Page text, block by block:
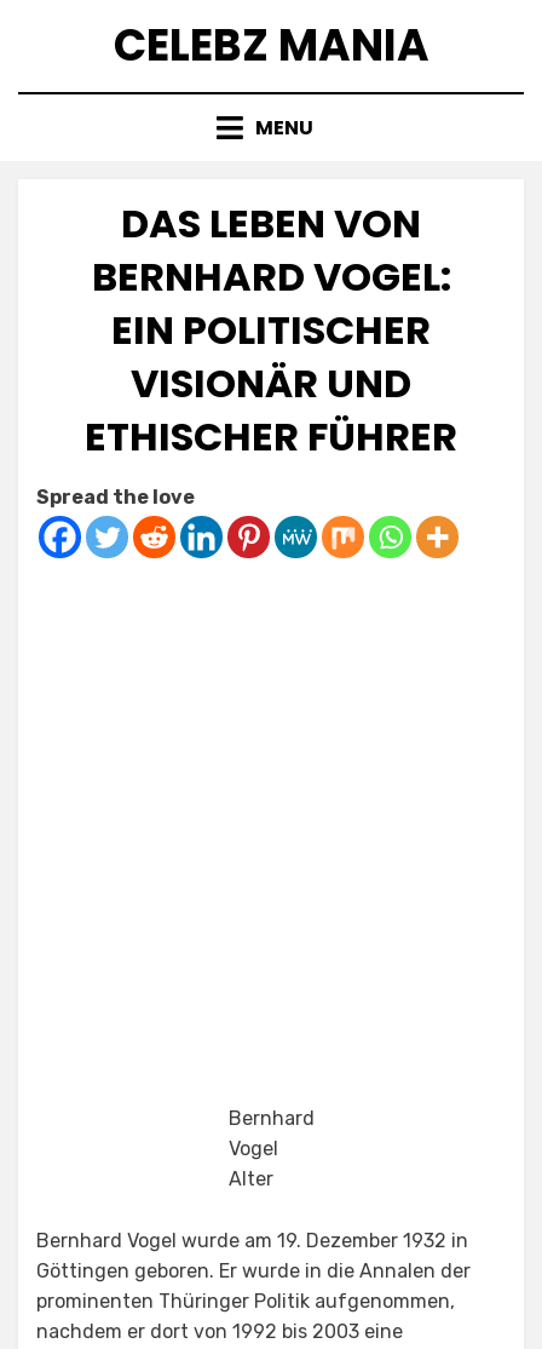
CELEBZ MANIA
MENU
DAS LEBEN VON
BERNHARD VOGEL:
EIN POLITISCHER
VISIONÄR UND
ETHISCHER FÜHRER
on
Spread the love
Bernhard
Vogel
Alter
Bernhard Vogel wurde am 19. Dezember 1932 in
Göttingen geboren. Er wurde in die Annalen der
prominenten Thüringer Politik aufgenommen,
nachdem er dort von 1992 bis 2003 eine